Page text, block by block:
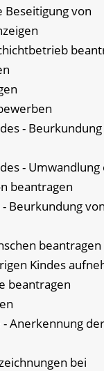
Beseitigung von
-
-
beantragen
Beurkundung
beantragen
Kindes
beantragen
Anerkennung der
bei